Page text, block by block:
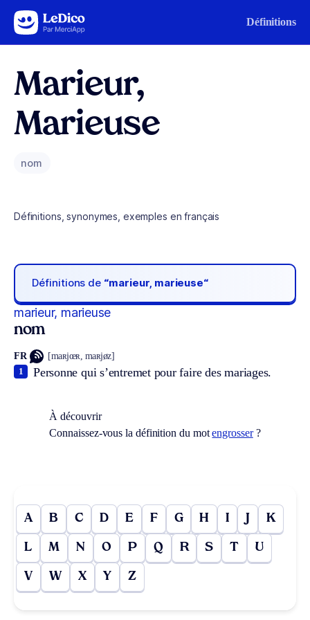
Aller au contenu Définitions
Marieur,
Marieuse
nom
Définitions, synonymes, exemples en français
Définitions de “marieur, marieuse“
marieur, marieuse
nom
FR [maʀjœʀ, maʀjøz]
Personne qui s’entremet pour faire des mariages.
1
À découvrir
Connaissez-vous la définition du motengrosser?
A B C D E F G H I J K
L M N O P Q R S T U
V W X Y Z